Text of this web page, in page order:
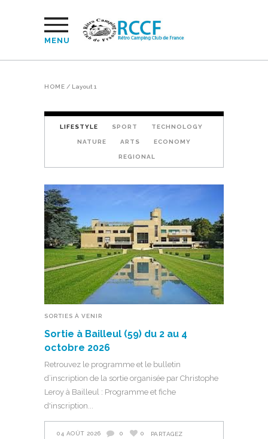
MENU
HOME / Layout 1
LIFESTYLE SPORT TECHNOLOGY
NATURE ARTS ECONOMY
REGIONAL
SORTIES À VENIR
Sortie à Bailleul (59) du 2 au 4
octobre 2026
Retrouvez le programme et le bulletin
d’inscription de la sortie organisée par Christophe
Leroy à Bailleul : Programme et fiche
d'inscription
04 AOÛT 2026 0 0 PARTAGEZ